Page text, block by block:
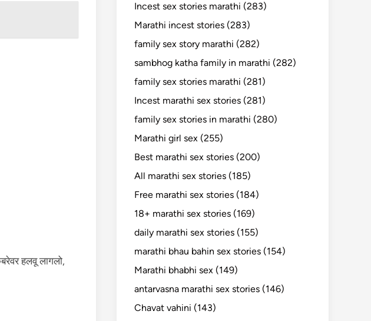
हलवू लागलो,
Incest sex stories marathi (283)
Marathi incest stories (283)
family sex story marathi (282)
sambhog katha family in marathi (282)
family sex stories marathi (281)
Incest marathi sex stories (281)
family sex stories in marathi (280)
Marathi girl sex (255)
Best marathi sex stories (200)
All marathi sex stories (185)
Free marathi sex stories (184)
18+ marathi sex stories (169)
daily marathi sex stories (155)
marathi bhau bahin sex stories (154)
Marathi bhabhi sex (149)
antarvasna marathi sex stories (146)
Chavat vahini (143)